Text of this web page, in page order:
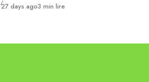
Publié
27 days ago3 min lire